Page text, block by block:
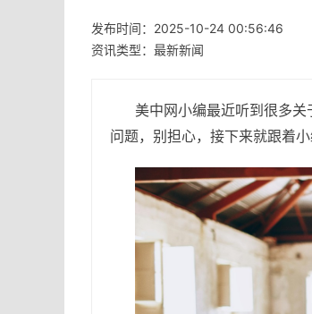
发布时间：2025-10-24 00:56:46
资讯类型：最新新闻
美中网小编最近听到很多
问题，别担心，接下来就跟着